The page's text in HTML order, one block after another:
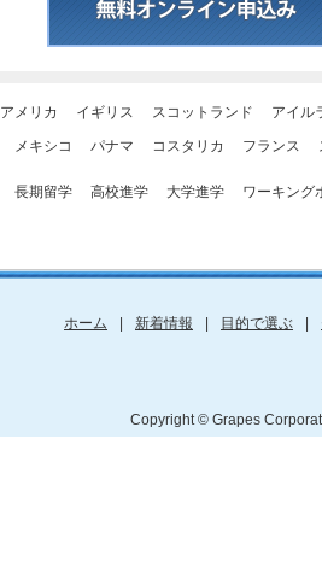
アメリカ イギリス スコットランド
アイル
メキシコ パナマ コスタリカ フランス
長期留学 高校進学 大学進学 ワーキング
ホーム 新着情報 目的で選ぶ
Copyright © Grapes